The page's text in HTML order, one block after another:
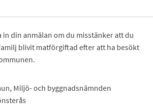
in din anmälan om du misstänker att du
blivit matförgiftad efter att ha besökt
Miljö- och byggnadsnämnden